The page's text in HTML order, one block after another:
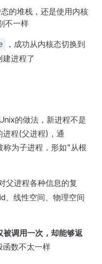
的堆栈，还是使用内核
不一样
，成功从内核态切换到
建进程了
的做法，新进程不是
程(父进程)，通
为子进程，形如"从根
父进程各种信息的复
、线性空间、物理空间
调用一次，却能够返
函数不太一样